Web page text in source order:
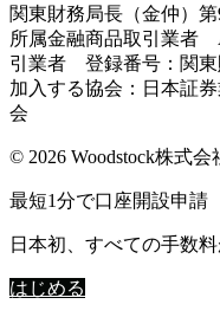
関東財務局長（金仲）第
所属金融商品取引業者
引業者 登録番号：関東
加入する協会：日本証
会
© 2026 Woodstock株式会
最短1分で口座開設申請
日本初、すべての手数
はじめる